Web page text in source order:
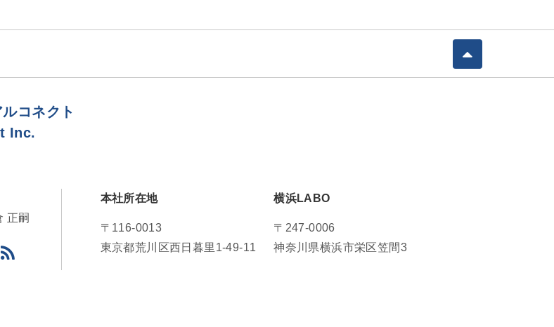
コネクト
Inc.
正嗣
本社所在地
〒116-0013
東京都荒川区西日暮里1-49-11
横浜LABO
〒247-0006
神奈川県横浜市栄区笠間3